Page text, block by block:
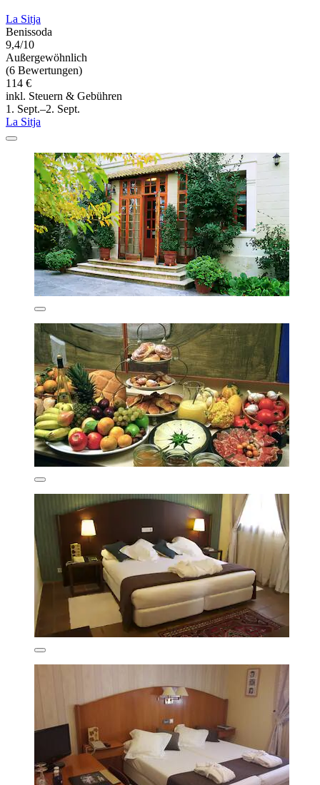
La Sitja
Benissoda
9,4/10
Außergewöhnlich
(6 Bewertungen)
114 €
inkl. Steuern & Gebühren
1. Sept.–2. Sept.
La Sitja